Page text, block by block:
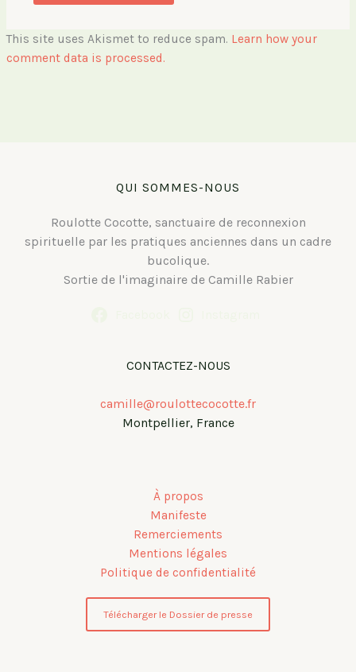
This site uses Akismet to reduce spam. Learn how your
comment data is processed.
QUI SOMMES-NOUS
Roulotte Cocotte, sanctuaire de reconnexion
spirituelle par les pratiques anciennes dans un cadre
bucolique.
Sortie de l'imaginaire de Camille Rabier
CONTACTEZ-NOUS
camille@roulottecocotte.fr
Montpellier, France
À propos
Manifeste
Remerciements
Mentions légales
Politique de confidentialité
Télécharger le Dossier de presse